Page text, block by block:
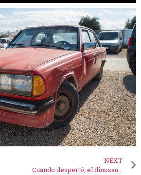
NEXT
Cuando despertó, el dinosaurio todavía estaba allí